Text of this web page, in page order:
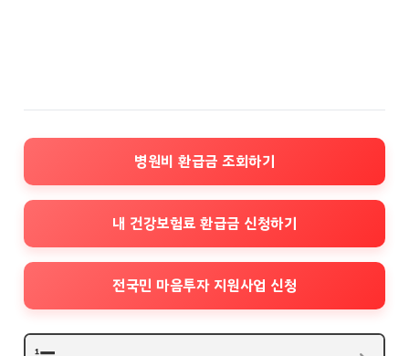
병원비 환급금 조회하기
내 건강보험료 환급금 신청하기
전국민 마음투자 지원사업 신청